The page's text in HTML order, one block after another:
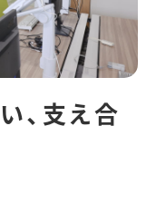
、支え合